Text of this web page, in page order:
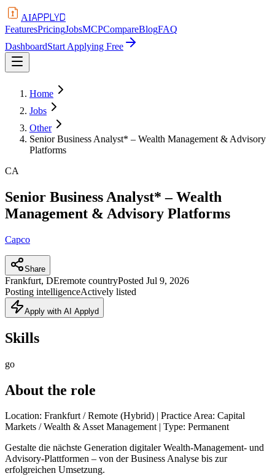
AIAPPLYD
FeaturesPricingJobsMCPCompareBlogFAQ
DashboardStart Applying Free
Home
Jobs
Other
Senior Business Analyst* – Wealth Management & Advisory
Platforms
CA
Senior Business Analyst* – Wealth
Management & Advisory Platforms
Capco
Share
Frankfurt, DEremote countryPosted Jul 9, 2026
Posting intelligenceActively listed
Apply with AI Applyd
Skills
go
About the role
Location: Frankfurt / Remote (Hybrid) | Practice Area: Capital
Markets / Wealth & Asset Management | Type: Permanent
Gestalte die nächste Generation digitaler Wealth-Management- und
Advisory-Plattformen – von der Business Analyse bis zur
erfolgreichen Umsetzung.